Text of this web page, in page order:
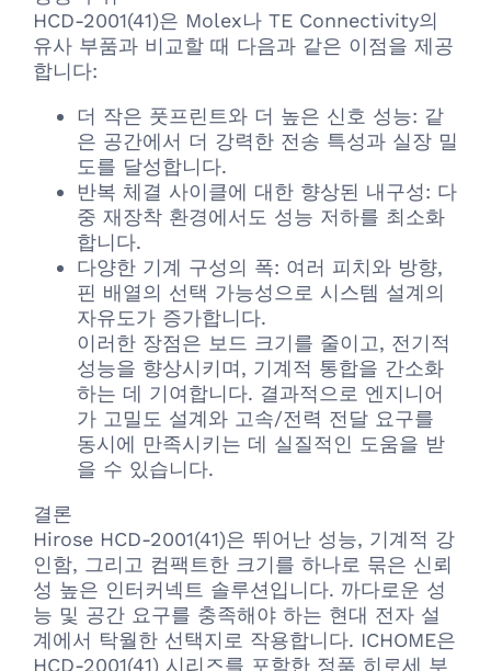
HCD-2001(41)은 Molex나 TE Connectivity의
유사 부품과 비교할 때 다음과 같은 이점을 제공
합니다:
더 작은 풋프린트와 더 높은 신호 성능: 같
은 공간에서 더 강력한 전송 특성과 실장 밀
도를 달성합니다.
반복 체결 사이클에 대한 향상된 내구성: 다
중 재장착 환경에서도 성능 저하를 최소화
합니다.
다양한 기계 구성의 폭: 여러 피치와 방향,
핀 배열의 선택 가능성으로 시스템 설계의
자유도가 증가합니다.
이러한 장점은 보드 크기를 줄이고, 전기적
성능을 향상시키며, 기계적 통합을 간소화
하는 데 기여합니다. 결과적으로 엔지니어
가 고밀도 설계와 고속/전력 전달 요구를
동시에 만족시키는 데 실질적인 도움을 받
을 수 있습니다.
결론
Hirose HCD-2001(41)은 뛰어난 성능, 기계적 강
인함, 그리고 컴팩트한 크기를 하나로 묶은 신뢰
성 높은 인터커넥트 솔루션입니다. 까다로운 성
능 및 공간 요구를 충족해야 하는 현대 전자 설
계에서 탁월한 선택지로 작용합니다. ICHOME은
HCD-2001(41) 시리즈를 포함한 정품 히로세 부